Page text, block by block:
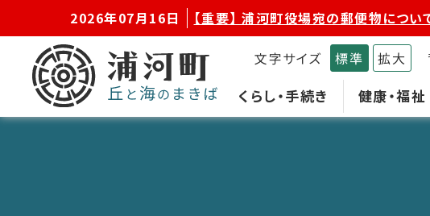
2026年07月16日 【重要】 浦河町役場宛の郵便物につい
くらし・手続き 健康・福祉
文字サイズ 標準 拡大